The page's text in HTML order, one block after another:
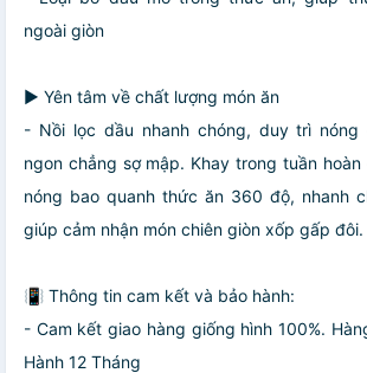
ngoài giòn
▶️ Yên tâm về chất lượng món ăn
- Nồi lọc dầu nhanh chóng, duy trì nóng
ngon chẳng sợ mập. Khay trong tuần
nóng bao quanh thức ăn 360 độ, nhanh
giúp cảm nhận món chiên giòn xốp gấp đôi.
📳 Thông tin cam kết và bảo hành:
- Cam kết giao hàng giống hình 100%.
Hành 12 Tháng